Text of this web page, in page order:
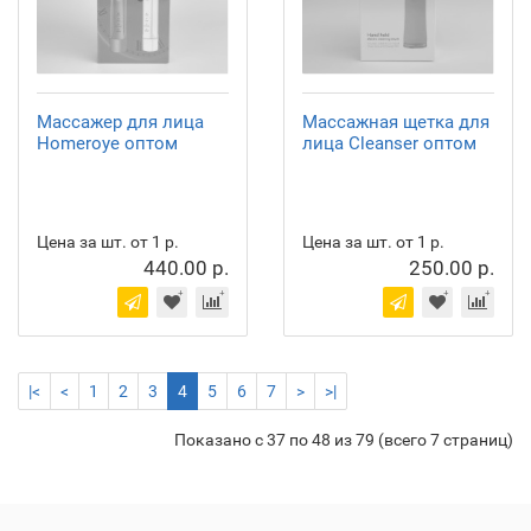
Массажер для лица
Homeroye оптом
Цена за шт. от 1 р.
440.00 р.
Массажная щетка для
лица Cleanser оптом
Цена за шт. от 1 р.
250.00 р.
|< < 1 2 3 4 5 6 7 > >|
Показано с 37 по 48 из 79 (всего 7 страниц)